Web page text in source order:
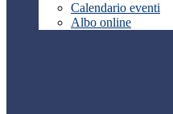
Calendario eventi
Albo online